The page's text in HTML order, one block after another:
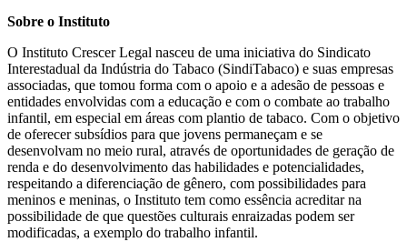
Sobre o Instituto
O Instituto Crescer Legal nasceu de uma iniciativa do Sindicato
Interestadual da Indústria do Tabaco (SindiTabaco) e suas empresas
associadas, que tomou forma com o apoio e a adesão de pessoas e
entidades envolvidas com a educação e com o combate ao trabalho
infantil, em especial em áreas com plantio de tabaco. Com o objetivo
de oferecer subsídios para que jovens permaneçam e se
desenvolvam no meio rural, através de oportunidades de geração de
renda e do desenvolvimento das habilidades e potencialidades,
respeitando a diferenciação de gênero, com possibilidades para
meninos e meninas, o Instituto tem como essência acreditar na
possibilidade de que questões culturais enraizadas podem ser
modificadas, a exemplo do trabalho infantil.